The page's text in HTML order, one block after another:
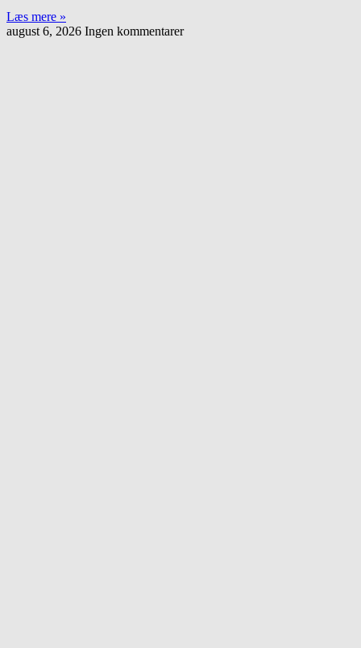
Læs mere »
august 6, 2026 Ingen kommentarer